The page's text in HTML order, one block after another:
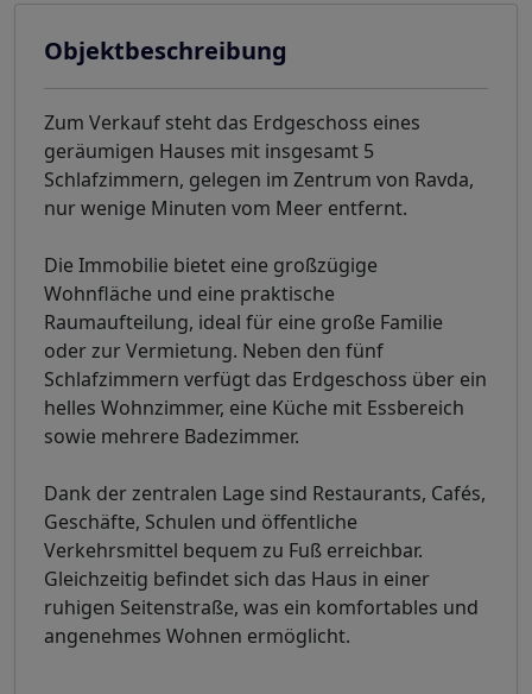
Objektbeschreibung
Zum Verkauf steht das Erdgeschoss eines
geräumigen Hauses mit insgesamt 5
Schlafzimmern, gelegen im Zentrum von Ravda,
nur wenige Minuten vom Meer entfernt.
Die Immobilie bietet eine großzügige
Wohnfläche und eine praktische
Raumaufteilung, ideal für eine große Familie
oder zur Vermietung. Neben den fünf
Schlafzimmern verfügt das Erdgeschoss über ein
helles Wohnzimmer, eine Küche mit Essbereich
sowie mehrere Badezimmer.
Dank der zentralen Lage sind Restaurants, Cafés,
Geschäfte, Schulen und öffentliche
Verkehrsmittel bequem zu Fuß erreichbar.
Gleichzeitig befindet sich das Haus in einer
ruhigen Seitenstraße, was ein komfortables und
angenehmes Wohnen ermöglicht.